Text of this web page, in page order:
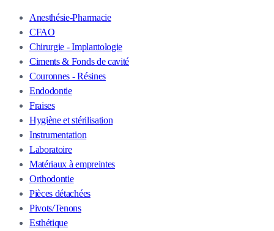
Anesthésie-Pharmacie
CFAO
Chirurgie - Implantologie
Ciments & Fonds de cavité
Couronnes - Résines
Endodontie
Fraises
Hygiène et stérilisation
Instrumentation
Laboratoire
Matériaux à empreintes
Orthodontie
Pièces détachées
Pivots/Tenons
Esthétique